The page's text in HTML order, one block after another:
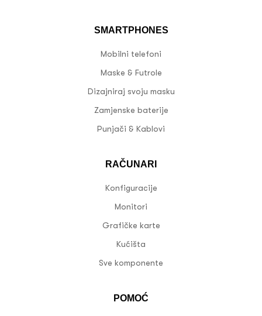
SMARTPHONES
Mobilni telefoni
Maske & Futrole
Dizajniraj svoju masku
Zamjenske baterije
Punjači & Kablovi
RAČUNARI
Konfiguracije
Monitori
Grafičke karte
Kućišta
Sve komponente
POMOĆ